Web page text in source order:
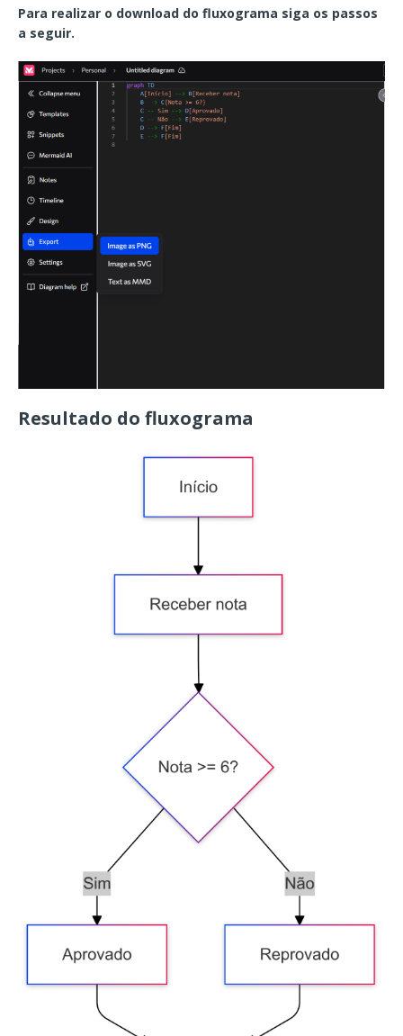
Para realizar o download do fluxograma siga os passos
a seguir.
Resultado do fluxograma